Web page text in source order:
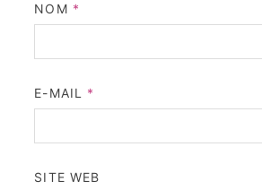
NOM *
E-MAIL *
SITE WEB